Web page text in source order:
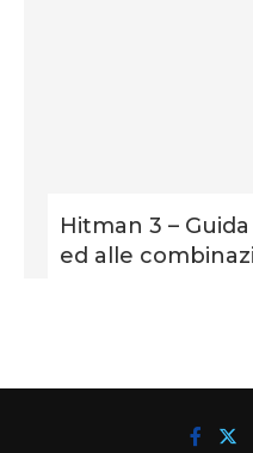
Hitman 3 –
ed alle